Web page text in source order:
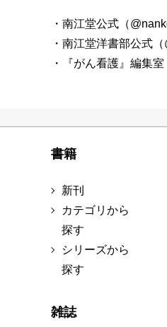
・南江堂公式（
・南江堂洋書部公式
・『がん看護』編集室
書籍
新刊
カテゴリから
探す
シリーズから
探す
雑誌